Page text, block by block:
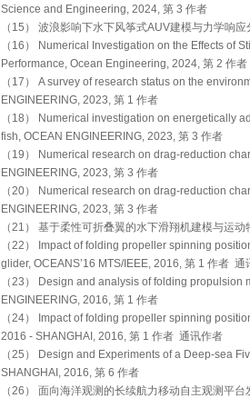
Science and Engineering, 2024, 第 3 作者
（15） 波浪影响下水下风筝式AUV建模与力学响
（16） Numerical Investigation on the Effects of
Performance, Ocean Engineering, 2024, 第 2 作
（17） A survey of research status on the
ENGINEERING, 2023, 第 1 作者
（18） Numerical investigation on energetically
fish, OCEAN ENGINEERING, 2023, 第 3 作者
（19） Numerical research on drag-reduction
ENGINEERING, 2023, 第 3 作者
（20） Numerical research on drag-reduction
ENGINEERING, 2023, 第 3 作者
（21） 基于柔性可折叠翼的水下滑翔机建模与运
（22） Impact of folding propeller spinning
glider, OCEANS’16 MTS/IEEE, 2016, 第 1 作者 通
（23） Design and analysis of folding
ENGINEERING, 2016, 第 1 作者
（24） Impact of folding propeller spinning
2016 - SHANGHAI, 2016, 第 1 作者 通讯作者
（25） Design and Experiments of a Deep-sea
SHANGHAI, 2016, 第 6 作者
（26） 面向海洋观测的长续航力移动自主观测平